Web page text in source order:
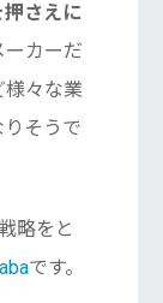
さえに
ーカーだ
様々な業
そうで
略をと
です。